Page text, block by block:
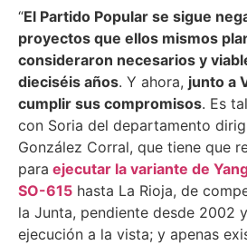
“El Partido Popular se sigue
proyectos que ellos mismos
consideraron necesarios y
dieciséis años. Y ahora, junto a
cumplir sus compromisos. Es
con Soria del departamento
González Corral, que tiene que
para ejecutar la variante de
SO-615 hasta La Rioja, de
la Junta, pendiente desde 2002
ejecución a la vista; y apenas